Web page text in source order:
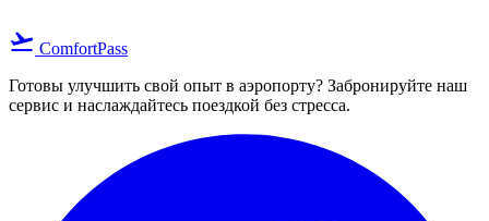
flight_takeoff ComfortPass
Готовы улучшить свой опыт в аэропорту? Забронируйте наш
сервис и наслаждайтесь поездкой без стресса.